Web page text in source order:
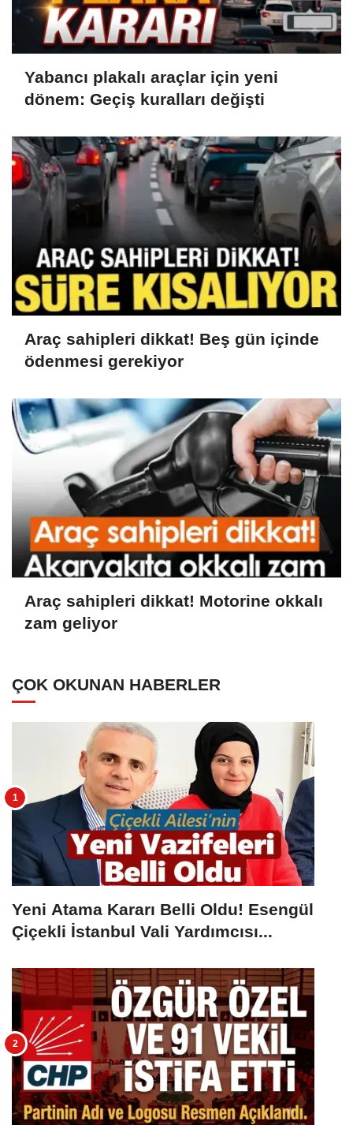
Yabancı plakalı araçlar için yeni
dönem: Geçiş kuralları değişti
Araç sahipleri dikkat! Beş gün içinde
ödenmesi gerekiyor
Araç sahipleri dikkat! Motorine okkalı
zam geliyor
ÇOK OKUNAN HABERLER
Yeni Atama Kararı Belli Oldu! Esengül
Çiçekli İstanbul Vali Yardımcısı...